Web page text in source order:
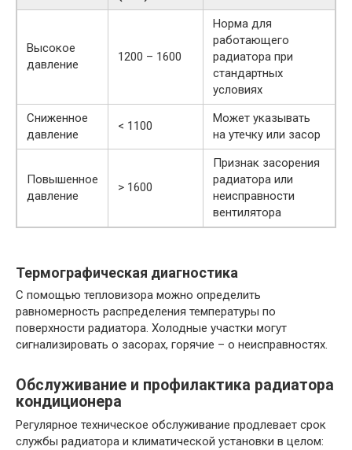
Высокое
давление
1200 – 1600
Норма для
работающего
радиатора при
стандартных
условиях
Сниженное
давление
< 1100
Может указывать
на утечку или засор
Повышенное
давление
> 1600
Признак засорения
радиатора или
неисправности
вентилятора
Термографическая диагностика
С помощью тепловизора можно определить
равномерность распределения температуры по
поверхности радиатора. Холодные участки могут
сигнализировать о засорах, горячие – о неисправностях.
Обслуживание и профилактика радиатора
кондиционера
Регулярное техническое обслуживание продлевает срок
службы радиатора и климатической установки в целом: